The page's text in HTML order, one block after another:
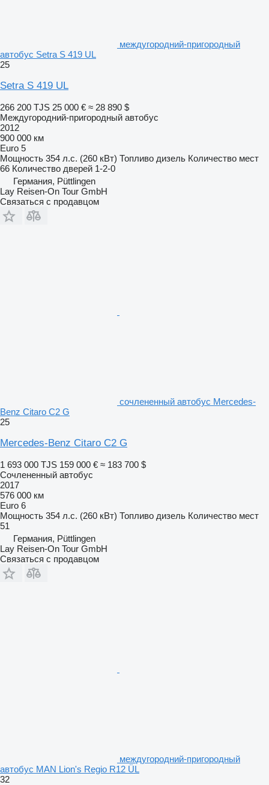
междугородний-пригородный
автобус Setra S 419 UL
25
Setra S 419 UL
266 200 TJS 25 000 € ≈ 28 890 $
Междугородний-пригородный автобус
2012
900 000 км
Euro 5
Мощность 354 л.с. (260 кВт) Топливо дизель Количество мест
66 Количество дверей 1-2-0
Германия, Püttlingen
Lay Reisen-On Tour GmbH
Связаться с продавцом
сочлененный автобус Mercedes-
Benz Citaro C2 G
25
Mercedes-Benz Citaro C2 G
1 693 000 TJS 159 000 € ≈ 183 700 $
Сочлененный автобус
2017
576 000 км
Euro 6
Мощность 354 л.с. (260 кВт) Топливо дизель Количество мест
51
Германия, Püttlingen
Lay Reisen-On Tour GmbH
Связаться с продавцом
междугородний-пригородный
автобус MAN Lion's Regio R12 ÜL
32